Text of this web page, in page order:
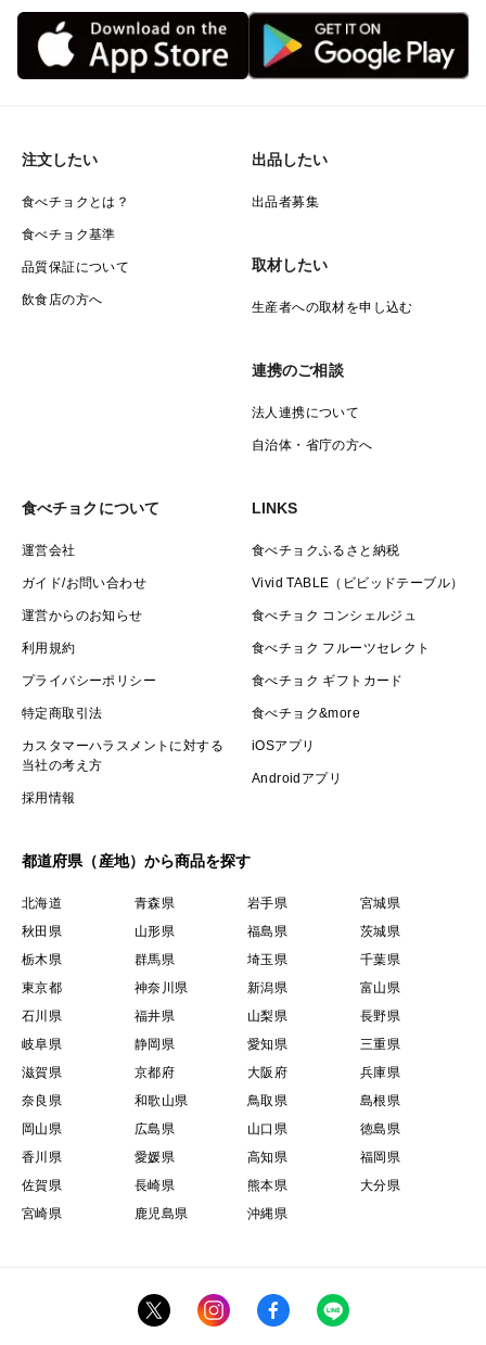
注文したい
食べチョクとは？
食べチョク基準
品質保証について
飲食店の方へ
出品したい
出品者募集
取材したい
生産者への取材を申し込む
連携のご相談
法人連携について
自治体・省庁の方へ
食べチョクについて
運営会社
ガイド/お問い合わせ
運営からのお知らせ
利用規約
プライバシーポリシー
特定商取引法
カスタマーハラスメントに対する
当社の考え方
採用情報
LINKS
食べチョクふるさと納税
Vivid TABLE（ビビッドテーブル）
食べチョク コンシェルジュ
食べチョク フルーツセレクト
食べチョク ギフトカード
食べチョク&more
iOSアプリ
Androidアプリ
都道府県（産地）から商品を探す
北海道 青森県 岩手県
宮城県
秋田県
山形県 福島県
茨城県
栃木県
群馬県 埼玉県
千葉県
東京都
神奈川県 新潟県
富山県
石川県
福井県 山梨県
長野県
岐阜県
静岡県 愛知県
三重県
滋賀県
京都府 大阪府
兵庫県
奈良県
和歌山県 鳥取県
島根県
岡山県
広島県 山口県
徳島県
香川県
愛媛県 高知県
福岡県
佐賀県
長崎県 熊本県
大分県
宮崎県
鹿児島県 沖縄県